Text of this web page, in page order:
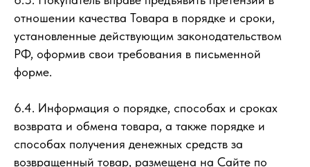
отношении качества Товара в порядке и сроки,
установленные действующим законодательством
РФ, оформив свои требования в письменной
форме.
6.4. Информация о порядке, способах и сроках
возврата и обмена товара, а также порядке и
способах получения денежных средств за
возвращенный товар, размещена на Сайте по